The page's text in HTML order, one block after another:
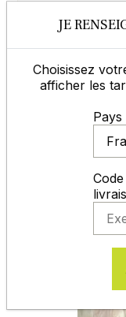
du
de
05 65
Vous
Epeautre
JE
Choisissez
afficher les
Pays